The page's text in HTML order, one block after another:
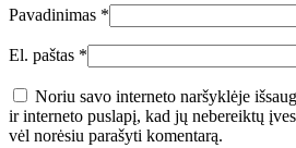
Pavadinimas *
El. paštas *
Noriu savo interneto naršyklėje
ir interneto puslapį, kad jų nebereiktų
vėl norėsiu parašyti komentarą.